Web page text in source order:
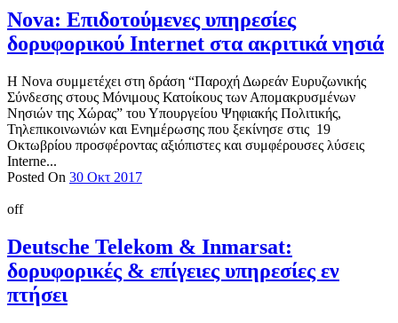
Nova: Επιδοτούμενες υπηρεσίες
δορυφορικού Internet στα ακριτικά νησιά
Η Nova συμμετέχει στη δράση “Παροχή Δωρεάν Ευρυζωνικής
Σύνδεσης στους Μόνιμους Κατοίκους των Απομακρυσμένων
Νησιών της Χώρας” του Υπουργείου Ψηφιακής Πολιτικής,
Τηλεπικοινωνιών και Ενημέρωσης που ξεκίνησε στις 19
Οκτωβρίου προσφέροντας αξιόπιστες και συμφέρουσες λύσεις
Ιnterne...
Posted On 30 Οκτ 2017
off
Deutsche Telekom & Inmarsat:
δορυφορικές & επίγειες υπηρεσίες εν
πτήσει